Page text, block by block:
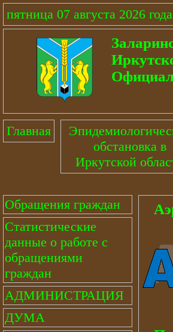
пятница 07 августа 2026 года
Главная
обстановка в
Иркутской
Обращения граждан
Статистические
данные о работе с
обращениями
граждан
АДМИНИСТРАЦИЯ
ДУМА